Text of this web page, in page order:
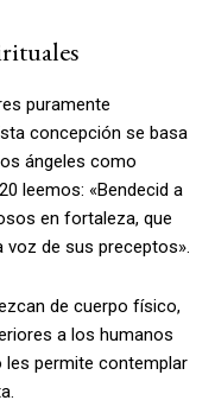
puramente
concepción se basa
ángeles como
leemos: «Bendecid a
en fortaleza, que
voz de sus preceptos».
de cuerpo físico,
a los humanos
les permite contemplar